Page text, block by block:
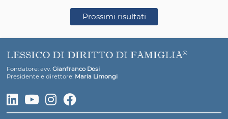
percorso iniziato quasi venti anni fa in via sperimentale
Tribunale per i Minorenni di Bari.
nota alla sentenza Cassazione Penale, Sez. V, 12
ottobre 2020, n. 28393